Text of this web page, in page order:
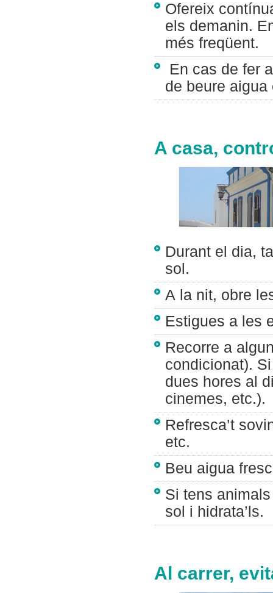
Ofereix
els demanin.
més freqüent.
En cas de fer
de beure
A casa,
Durant el dia,
sol.
A la nit, obre
Estigues a les
Recorre a
condicionat).
dues hores al
cinemes, etc.).
Refresca’t
etc.
Beu aigua
Si tens
sol i hidrata’ls.
Al carrer,